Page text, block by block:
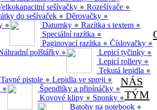
sešívačky ● Rozešívače ●
do sešívaček ● Děrovačky ●
● Datumky ● Razítka s textem ●
Speciální razítka ●
Paginovací razítka ● Číslovačky ●
polštářky ● Lepicí tyčinky ●
Lepicí rollery ●
Tekutá lepidla ●
Tavné pistole ● Lepidla ve spreji ●
● Špendlíky a připínáčky ●
Kovové klipy ● Sponky ●
Batohy na notebook ●
NÁS
TÝM